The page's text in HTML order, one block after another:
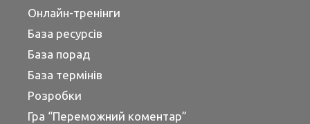
Онлайн-тренінги
База ресурсів
База порад
База термінів
Розробки
Гра “Переможний коментар”